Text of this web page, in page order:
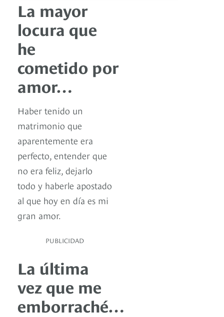
La mayor
locura que
he
cometido por
amor…
Haber tenido un
matrimonio que
aparentemente era
perfecto, entender que
no era feliz, dejarlo
todo y haberle apostado
al que hoy en día es mi
gran amor.
PUBLICIDAD
La última
vez que me
emborraché…